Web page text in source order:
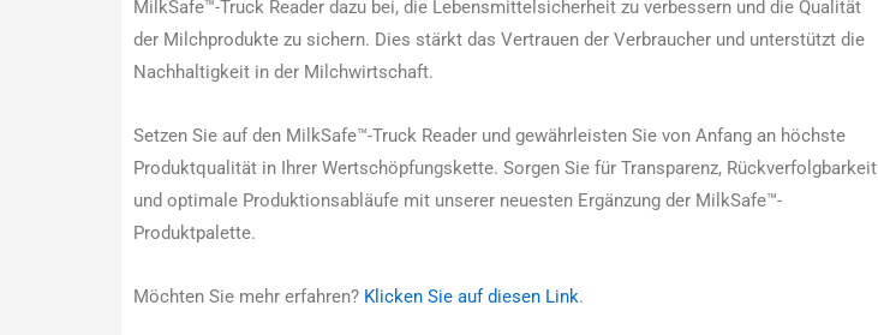
MilkSafe™-Truck Reader dazu bei, die Lebensmittelsicherheit zu verbessern und die Qualität
der Milchprodukte zu sichern. Dies stärkt das Vertrauen der Verbraucher und unterstützt die
Nachhaltigkeit in der Milchwirtschaft.
Setzen Sie auf den MilkSafe™-Truck Reader und gewährleisten Sie von Anfang an höchste
Produktqualität in Ihrer Wertschöpfungskette. Sorgen Sie für Transparenz, Rückverfolgbarkeit
und optimale Produktionsabläufe mit unserer neuesten Ergänzung der MilkSafe™-
Produktpalette.
Möchten Sie mehr erfahren? Klicken Sie auf diesen Link.